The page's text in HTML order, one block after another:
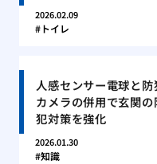
2026.02.09
トイレ
人感センサー電球と防
カメラの併用で玄関の
犯対策を強化
2026.01.30
知識